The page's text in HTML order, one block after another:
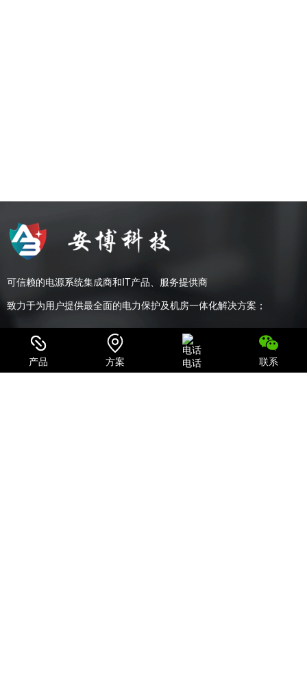
可信赖的电源系统集成商和IT产品、服务提供商
致力于为用户提供最全面的电力保护及机房一体化解决方案；
产品 方案 电话 联系